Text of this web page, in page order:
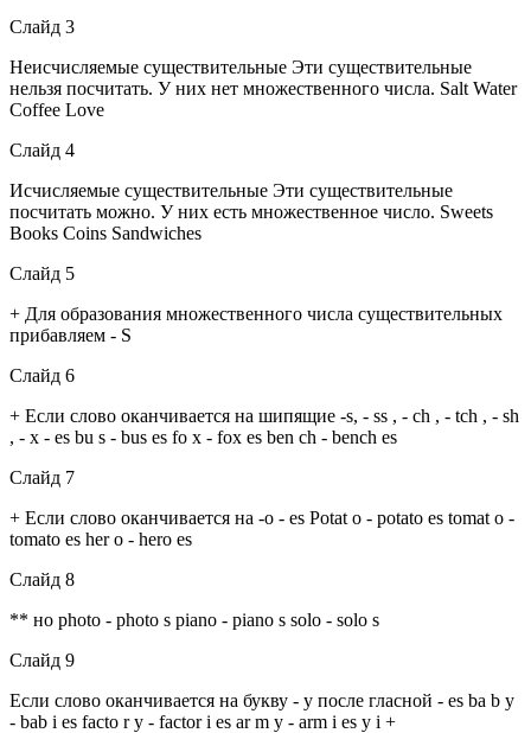
Слайд 3
Неисчисляемые существительные Эти существительные
нельзя посчитать. У них нет множественного числа. Salt Water
Coffee Love
Слайд 4
Исчисляемые существительные Эти существительные
посчитать можно. У них есть множественное число. Sweets
Books Coins Sandwiches
Слайд 5
+ Для образования множественного числа существительных
прибавляем - S
Слайд 6
+ Если слово оканчивается на шипящие -s, - ss , - ch , - tch , - sh
, - x - es bu s - bus es fo x - fox es ben ch - bench es
Слайд 7
+ Если слово оканчивается на -о - es Potat o - potato es tomat o -
tomato es her o - hero es
Слайд 8
** но photo - photo s piano - piano s solo - solo s
Слайд 9
Если слово оканчивается на букву - y после гласной - es ba b y
- bab i es facto r y - factor i es ar m y - arm i es y i +